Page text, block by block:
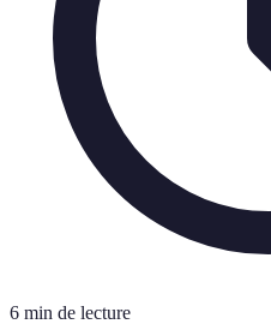
6 min de lecture